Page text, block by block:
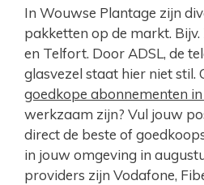
In Wouwse Plantage zijn
pakketten op de markt. Bijv.
en Telfort. Door ADSL, de
glasvezel staat hier niet stil.
goedkope abonnementen
werkzaam zijn? Vul jouw
direct de beste of
in jouw omgeving in
providers zijn Vodafone,